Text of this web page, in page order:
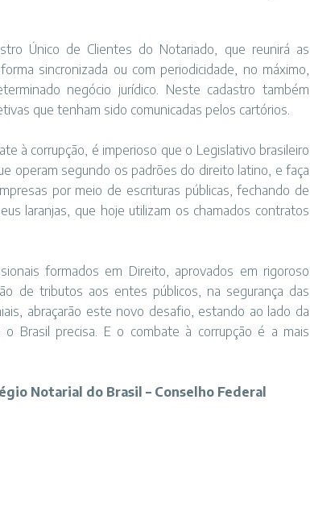
Único de Clientes do Notariado, que reunirá as
sincronizada ou com periodicidade, no máximo,
negócio jurídico. Neste cadastro também
que tenham sido comunicadas pelos cartórios.
à corrupção, é imperioso que o Legislativo brasileiro
operam segundo os padrões do direito latino, e faça
por meio de escrituras públicas, fechando de
laranjas, que hoje utilizam os chamados contratos
formados em Direito, aprovados em rigoroso
de tributos aos entes públicos, na segurança das
abraçarão este novo desafio, estando ao lado da
Brasil precisa. E o combate à corrupção é a mais
Notarial do Brasil – Conselho Federal